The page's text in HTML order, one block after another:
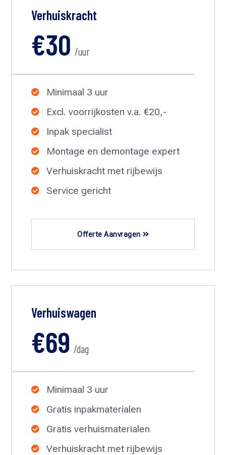
Verhuiskracht
€30 /uur
 Minimaal 3 uur
 Excl. voorrijkosten v.a. €20,-
 Inpak specialist
 Montage en demontage expert
 Verhuiskracht met rijbewijs
 Service gericht
Offerte Aanvragen
Verhuiswagen
€69 /dag
 Minimaal 3 uur
 Gratis inpakmaterialen
 Gratis verhuismaterialen
 Verhuiskracht met rijbewijs